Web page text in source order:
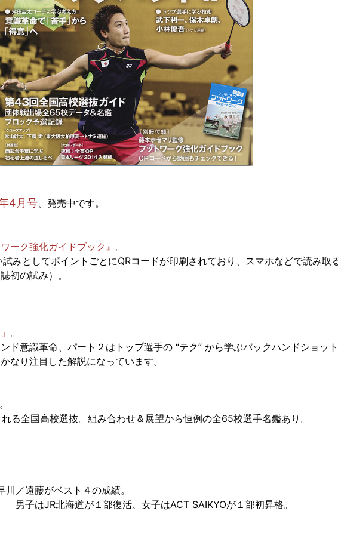
4月号、発売中です。
ーク強化ガイドブック』 。
みとしてポイントごとにQRコードが印刷されており、スマホなどで読み取
初の試み）。
。
ド意識革命、パート２はトップ選手の “テク” から学ぶバックハンドショッ
なり注目した解説になっています。
。
る全国高校選抜。組み合わせ＆展望から恒例の全65校選手名鑑あり。
／遠藤がベスト４の成績。
男子はJR北海道が１部復活、女子はACT SAIKYOが１部初昇格。